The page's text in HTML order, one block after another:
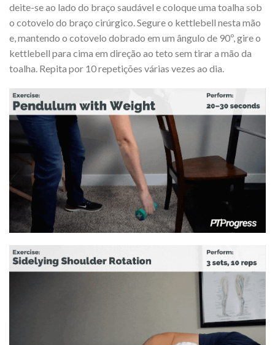
deite-se ao lado do braço saudável e coloque uma toalha sob
o cotovelo do braço cirúrgico. Segure o kettlebell nesta mão
e, mantendo o cotovelo dobrado em um ângulo de 90º, gire o
kettlebell para cima em direção ao teto sem tirar a mão da
toalha. Repita por 10 repetições várias vezes ao dia.